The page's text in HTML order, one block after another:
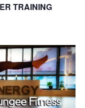
r
h
a
n
d
a
t
i
o
TRAINING